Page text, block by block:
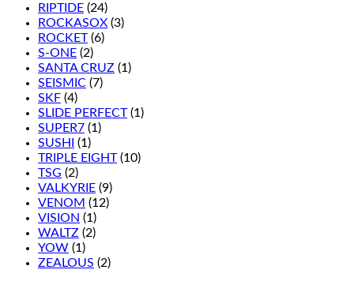
RIPTIDE (24)
ROCKASOX (3)
ROCKET (6)
S-ONE (2)
SANTA CRUZ (1)
SEISMIC (7)
SKF (4)
SLIDE PERFECT (1)
SUPER7 (1)
SUSHI
(1)
TRIPLE EIGHT (10)
TSG (2)
VALKYRIE (9)
VENOM (12)
VISION (1)
WALTZ (2)
YOW (1)
ZEALOUS (2)